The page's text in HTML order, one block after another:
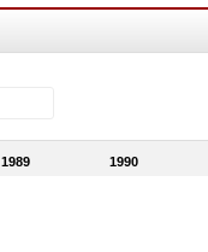
1989 1990